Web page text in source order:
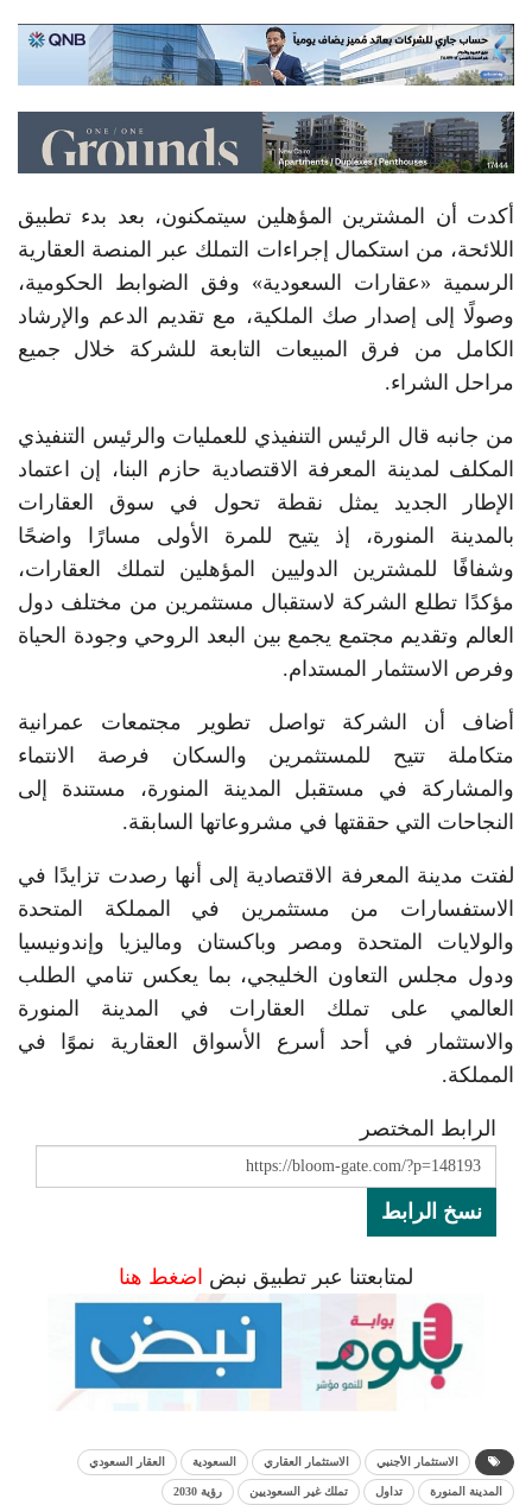
أكدت أن المشترين المؤهلين سيتمكنون، بعد بدء تطبيق
اللائحة، من استكمال إجراءات التملك عبر المنصة العقارية
الرسمية «عقارات السعودية» وفق الضوابط الحكومية،
وصولًا إلى إصدار صك الملكية، مع تقديم الدعم والإرشاد
الكامل من فرق المبيعات التابعة للشركة خلال جميع
مراحل الشراء.
من جانبه قال الرئيس التنفيذي للعمليات والرئيس التنفيذي
المكلف لمدينة المعرفة الاقتصادية حازم البنا، إن اعتماد
الإطار الجديد يمثل نقطة تحول في سوق العقارات
بالمدينة المنورة، إذ يتيح للمرة الأولى مسارًا واضحًا
وشفافًا للمشترين الدوليين المؤهلين لتملك العقارات،
مؤكدًا تطلع الشركة لاستقبال مستثمرين من مختلف دول
العالم وتقديم مجتمع يجمع بين البعد الروحي وجودة الحياة
وفرص الاستثمار المستدام.
أضاف أن الشركة تواصل تطوير مجتمعات عمرانية
متكاملة تتيح للمستثمرين والسكان فرصة الانتماء
والمشاركة في مستقبل المدينة المنورة، مستندة إلى
النجاحات التي حققتها في مشروعاتها السابقة.
لفتت مدينة المعرفة الاقتصادية إلى أنها رصدت تزايدًا في
الاستفسارات من مستثمرين في المملكة المتحدة
والولايات المتحدة ومصر وباكستان وماليزيا وإندونيسيا
ودول مجلس التعاون الخليجي، بما يعكس تنامي الطلب
العالمي على تملك العقارات في المدينة المنورة
والاستثمار في أحد أسرع الأسواق العقارية نموًا في
المملكة.
الرابط المختصر
نسخ الرابط
لمتابعتنا عبر تطبيق نبض اضغط هنا
الاستثمار الأجنبي الاستثمار العقاري السعودية العقار السعودي
المدينة المنورة تداول تملك غير السعوديين رؤية 2030